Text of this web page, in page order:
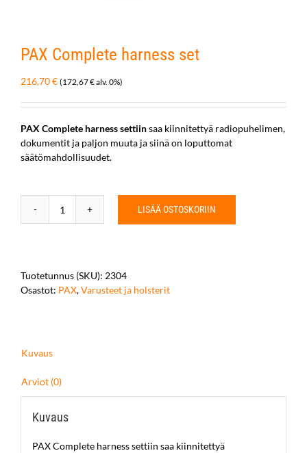
PAX Complete harness set
216,70€ (172,67€alv. 0%)
PAX Complete harness settiinsaa kiinnitettyä radiopuhelimen,
dokumentit ja paljon muuta ja siinä on loputtomat
säätömahdollisuudet.
PAX
määrä
LISÄÄ OSTOSKORIIN
Tuotetunnus (SKU): 2304
Osastot: PAX,Varusteet ja holsterit
Kuvaus
Arviot (0)
Kuvaus
PAX Complete harness settiin saa kiinnitettyä